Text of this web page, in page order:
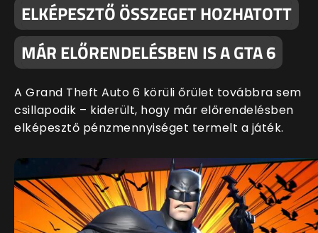
ELKÉPESZTŐ ÖSSZEGET HOZHATOTT
MÁR ELŐRENDELÉSBEN IS A GTA 6
A Grand Theft Auto 6 körüli őrület továbbra sem
csillapodik – kiderült, hogy már előrendelésben
elképesztő pénzmennyiséget termelt a játék.